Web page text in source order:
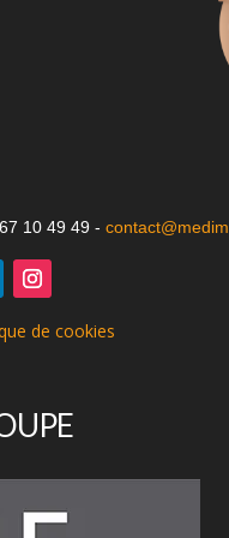
10 49 49 -
de cookies